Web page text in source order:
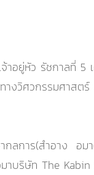
อยู่หัว รัชกาลที่ 5
งวิศวกรรมศาสต
ลการ(สำอาง อม
บริษัท The